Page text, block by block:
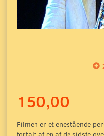
150,00
Filmen er et enestående
fortalt af en af de sidste